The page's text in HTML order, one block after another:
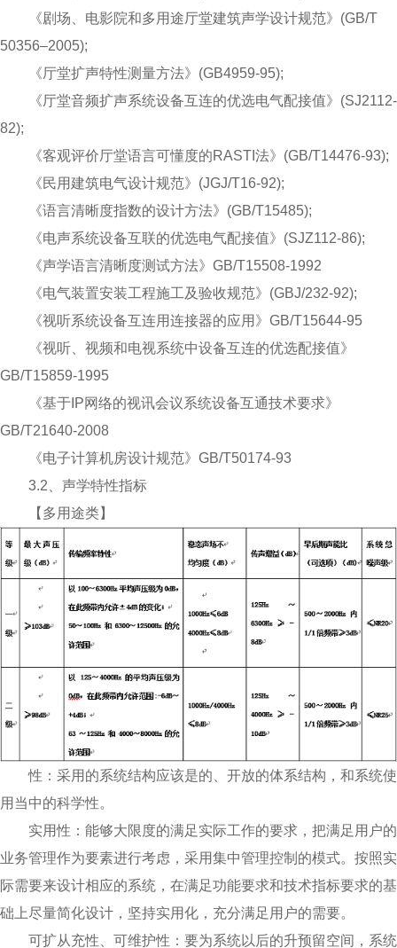
《剧场、电影院和多用途厅堂建筑声学设计规范》(GB/T
50356–2005);
《厅堂扩声特性测量方法》(GB4959-95);
《厅堂音频扩声系统设备互连的优选电气配接值》(SJ2112-
82);
《客观评价厅堂语言可懂度的RASTI法》(GB/T14476-93);
《民用建筑电气设计规范》(JGJ/T16-92);
《语言清晰度指数的设计方法》(GB/T15485);
《电声系统设备互联的优选电气配接值》(SJZ112-86);
《声学语言清晰度测试方法》GB/T15508-1992
《电气装置安装工程施工及验收规范》(GBJ/232-92);
《视听系统设备互连用连接器的应用》GB/T15644-95
《视听、视频和电视系统中设备互连的优选配接值》
GB/T15859-1995
《基于IP网络的视讯会议系统设备互通技术要求》
GB/T21640-2008
《电子计算机房设计规范》GB/T50174-93
3.2、声学特性指标
【多用途类】
性：采用的系统结构应该是的、开放的体系结构，和系统使
用当中的科学性。
实用性：能够大限度的满足实际工作的要求，把满足用户的
业务管理作为要素进行考虑，采用集中管理控制的模式。按照实
际需要来设计相应的系统，在满足功能要求和技术指标要求的基
础上尽量简化设计，坚持实用化，充分满足用户的需要。
可扩从充性、可维护性：要为系统以后的升预留空间，系统